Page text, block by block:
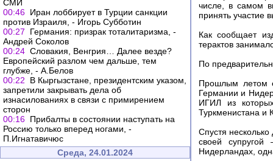
СМИ
00:46 Иран лоббирует в Турции санкции
против Израиля, - Игорь Субботин
00:27
Германия: призрак тоталитаризма, -
Андрей Соколов
00:24 Словакия, Венгрия… Далее везде?
Европейский разлом чем дальше, тем
глубже, - А.Белов
00:22
В Кыргызстане, президентским указом,
запретили закрывать дела об
изнасилованиях в связи с примирением
сторон
00:16 Прибалты в состоянии наступать на
Россию только вперед ногами, -
П.Игнатавичюс
Среда, 24.01.2024
числе, в самом
принять участие
Как сообщает
терактов
По
Прошлым летом
Германии и
ИГИЛ из
Туркменистана и
Спустя
своей супругой
Нидерландах,